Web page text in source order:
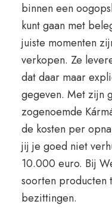
binnen een
kunt gaan met
juiste momenten
verkopen. Ze
dat daar maar
gegeven. Met zijn
zogenoemde
de kosten per
jij je goed niet
10.000 euro. Bij
soorten producten
bezittingen.